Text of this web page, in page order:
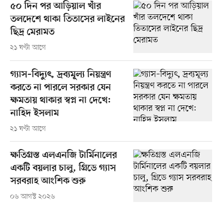
৫০ দিন পর আড়িয়াল খাঁর
তলদেশে থাকা তিতাসের লাইনের
ছিদ্র মেরামত
২১ ঘণ্টা আগে
গ্যাস–বিদ্যুৎ, দ্রব্যমূল্য নিয়ন্ত্রণ
করতে না পারলে সরকার যেন
ক্ষমতায় থাকার স্বপ্ন না দেখে:
নাহিদ ইসলাম
২১ ঘণ্টা আগে
ক্ষতিগ্রস্ত এলএনজি টার্মিনালের
একটি বয়লার চালু, গ্রিডে গ্যাস
সরবরাহ আংশিক শুরু
০৬ আগস্ট ২০২৬